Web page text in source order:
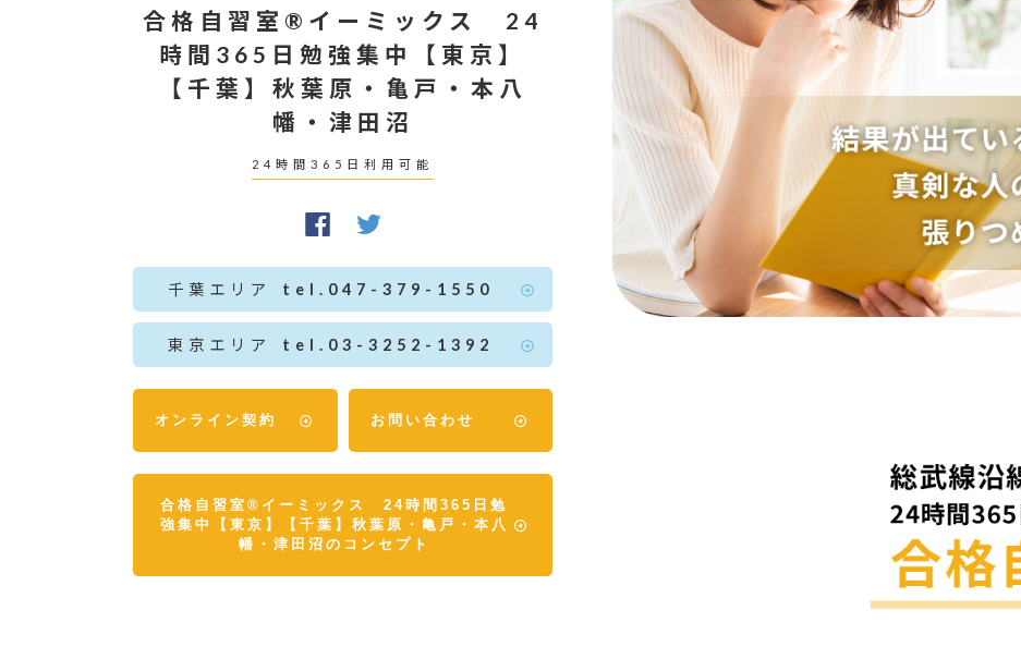
合格自習室®イーミックス 24
時間365日勉強集中【東京】
【千葉】秋葉原・亀戸・本八
幡・津田沼
24時間365日利用可能
千葉エリア tel.047-379-1550
東京エリア tel.03-3252-1392
オンライン契約 お問い合わせ
合格自習室®イーミックス 24時間365日勉
強集中【東京】【千葉】秋葉原・亀戸・本八
幡・津田沼のコンセプト